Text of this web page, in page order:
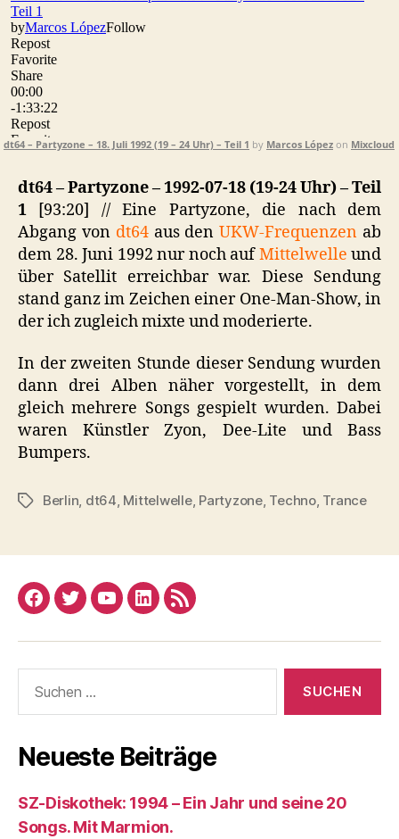
dt64 – Partyzone – 18. Juli 1992 (19 – 24 Uhr) – Teil 1 by Marcos López on Mixcloud
dt64 – Partyzone – 1992-07-18 (19-24 Uhr) – Teil
1 [93:20] // Eine Partyzone, die nach dem
Abgang von dt64aus denUKW-Frequenzen ab
dem 28. Juni 1992 nur noch aufMittelwelle und
über Satellit erreichbar war. Diese Sendung
stand ganz im Zeichen einer One-Man-Show, in
der ich zugleich mixte und moderierte.
In der zweiten Stunde dieser Sendung wurden
dann drei Alben näher vorgestellt, in dem
gleich mehrere Songs gespielt wurden. Dabei
waren Künstler Zyon, Dee-Lite und Bass
Bumpers.
Schlagwörter
Berlin, dt64, Mittelwelle, Partyzone, Techno, Trance
Facebook
TwitterYouTube
LinkedRSS
nach:
Neueste Beiträge
SZ-Diskothek: 1994 – Ein Jahr und seine 20
Songs. Mit Marmion.